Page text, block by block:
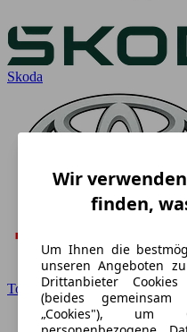
Skoda
Toyota
Wir
finden,
Um Ihnen die
unseren Angeboten
Drittanbieter
(beides
„Cookies"), um